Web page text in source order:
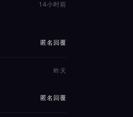
14小时前
匿名回覆
昨天
匿名回覆